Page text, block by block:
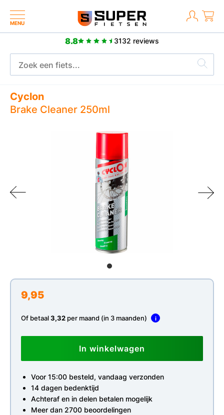
MENU
8.8 3132 reviews
2 jaar fabrieksgarantie
Cyclon
Brake Cleaner 250ml
9,95
Of betaal3,32 per maand (in 3 maanden) i
In winkelwagen
Voor 15:00 besteld, vandaag verzonden
14 dagen bedenktijd
Achteraf en in delen betalen mogelijk
Meer dan 2700 beoordelingen